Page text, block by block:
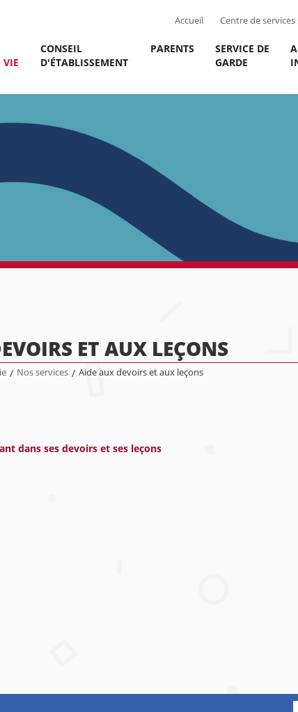
Accueil Centre de services
VIE
CONSEIL
D'ÉTABLISSEMENT
PARENTS
SERVICE DE
GARDE
ET AUX LEÇONS
/ Nos services / Aide aux devoirs et aux leçons
dans ses devoirs et ses leçons